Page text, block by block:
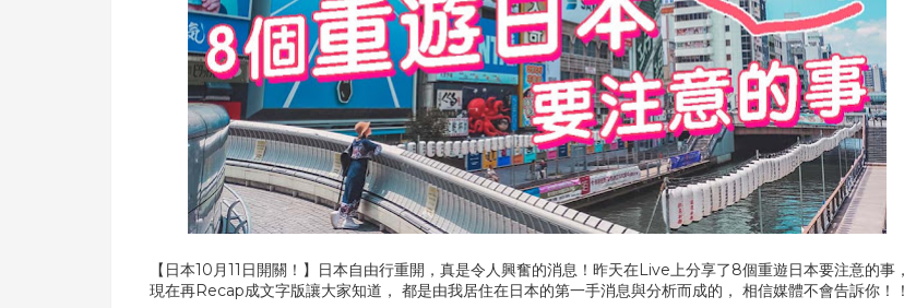
【日本10月11日開關！】日本自由行重開，真是令人興奮的消息！昨天在Live上分享了8個重遊日本要注意的事，
現在再Recap成文字版讓大家知道， 都是由我居住在日本的第一手消息與分析而成的， 相信媒體不會告訴你！！